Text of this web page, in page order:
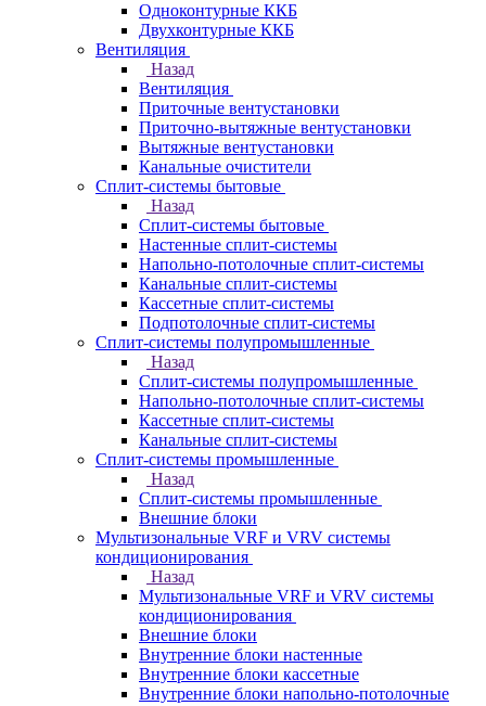
Одноконтурные ККБ
Двухконтурные ККБ
Вентиляция
Назад
Вентиляция
Приточные вентустановки
Приточно-вытяжные вентустановки
Вытяжные вентустановки
Канальные очистители
Сплит-системы бытовые
Назад
Сплит-системы бытовые
Настенные сплит-системы
Напольно-потолочные сплит-системы
Канальные сплит-системы
Кассетные сплит-системы
Подпотолочные сплит-системы
Сплит-системы полупромышленные
Назад
Сплит-системы полупромышленные
Напольно-потолочные сплит-системы
Кассетные сплит-системы
Канальные сплит-системы
Сплит-системы промышленные
Назад
Сплит-системы промышленные
Внешние блоки
Мультизональные VRF и VRV системы
кондиционирования
Назад
Мультизональные VRF и VRV системы
кондиционирования
Внешние блоки
Внутренние блоки настенные
Внутренние блоки кассетные
Внутренние блоки напольно-потолочные